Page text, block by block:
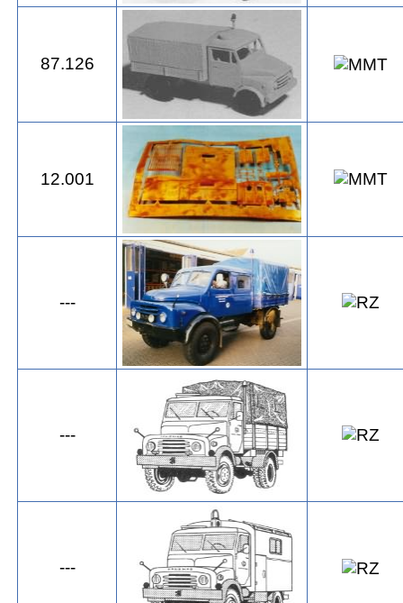
87.126
12.001
---
---
---